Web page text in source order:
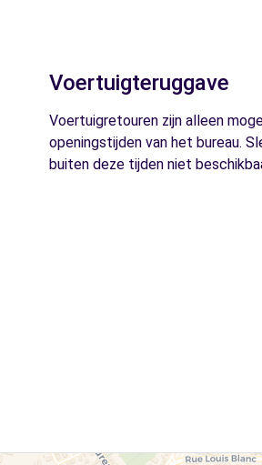
Voertuigteruggave
Voertuigretouren zijn alleen
openingstijden van het bureau.
buiten deze tijden niet